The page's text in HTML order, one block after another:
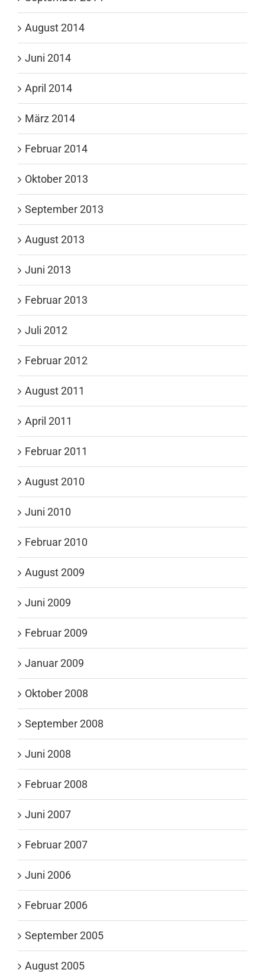
August 2014
Juni 2014
April 2014
März 2014
Februar 2014
Oktober 2013
September 2013
August 2013
Juni 2013
Februar 2013
Juli 2012
Februar 2012
August 2011
April 2011
Februar 2011
August 2010
Juni 2010
Februar 2010
August 2009
Juni 2009
Februar 2009
Januar 2009
Oktober 2008
September 2008
Juni 2008
Februar 2008
Juni 2007
Februar 2007
Juni 2006
Februar 2006
September 2005
August 2005